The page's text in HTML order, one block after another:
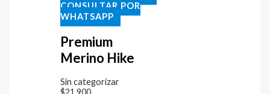
CONSULTAR POR
WHATSAPP
Premium
Merino Hike
Sin categorizar
$21.900